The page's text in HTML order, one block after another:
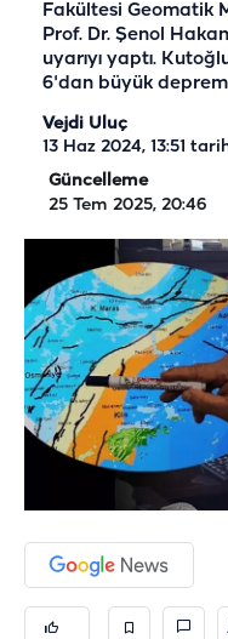
Fakültesi Geomatik
Prof. Dr. Şenol
uyarıyı yaptı.
6'dan büyük
Vejdi Uluç
13 Haz 2024, 13:51
Güncelleme
25 Tem 2025, 20:46